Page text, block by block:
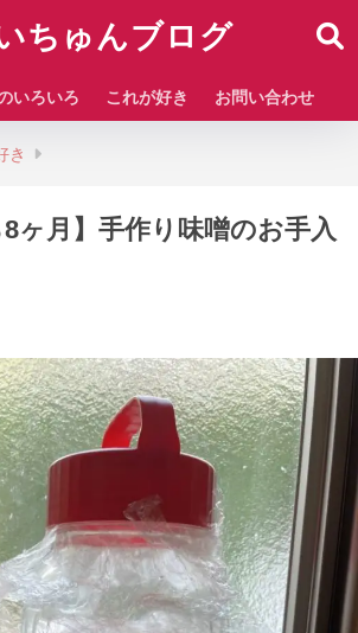
ちゅんブログ
いろいろ これが好き お問い合わせ
き
8ヶ月】手作り味噌のお手入